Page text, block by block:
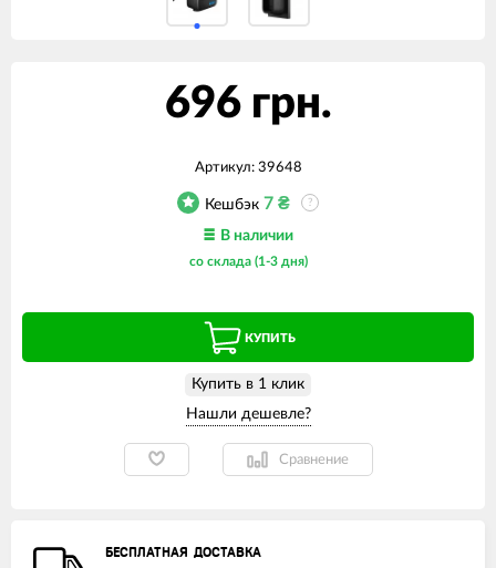
696 грн.
Артикул: 39648
Кешбэк 7 ₴ ?
В наличии
со склада (1-3 дня)
КУПИТЬ
Купить в 1 клик
Сравнение
БЕСПЛАТНАЯ ДОСТАВКА